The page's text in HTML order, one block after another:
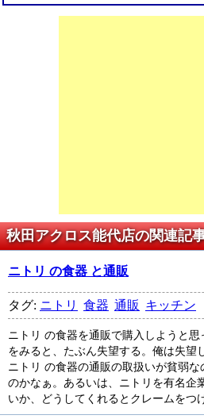
秋田アクロス能代店の関連記
ニトリ の食器 と通販
タグ: ニトリ 食器 通販 キッチン
ニトリ の食器を通販で購入しようと思
をみると、たぶん失望する。俺は失望
ニトリ の食器の通販の取扱いが貧弱
のかなぁ。あるいは、ニトリを有名企
いか、どうしてくれるとクレームをつ